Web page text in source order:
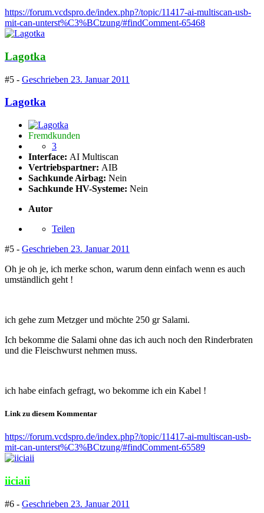
https://forum.vcdspro.de/index.php?/topic/11417-ai-multiscan-usb-
mit-can-unterst%C3%BCtzung/#findComment-65468
Lagotka
#5 - Geschrieben 23. Januar 2011
Lagotka
Fremdkunden
3
Interface: AI Multiscan
Vertriebspartner: AIB
Sachkunde Airbag: Nein
Sachkunde HV-Systeme: Nein
Autor
Teilen
#5 - Geschrieben 23. Januar 2011
Oh je oh je, ich merke schon, warum denn einfach wenn es auch
umständlich geht !
ich gehe zum Metzger und möchte 250 gr Salami.
Ich bekomme die Salami ohne das ich auch noch den Rinderbraten
und die Fleischwurst nehmen muss.
ich habe einfach gefragt, wo bekomme ich ein Kabel !
Link zu diesem Kommentar
https://forum.vcdspro.de/index.php?/topic/11417-ai-multiscan-usb-
mit-can-unterst%C3%BCtzung/#findComment-65589
iiciaii
#6 - Geschrieben 23. Januar 2011